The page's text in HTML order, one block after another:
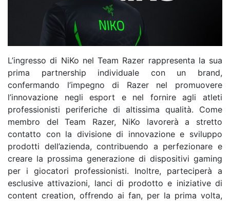
L’ingresso di NiKo nel Team Razer rappresenta la sua
prima partnership individuale con un brand,
confermando l’impegno di Razer nel promuovere
l’innovazione negli esport e nel fornire agli atleti
professionisti periferiche di altissima qualità. Come
membro del Team Razer, NiKo lavorerà a stretto
contatto con la divisione di innovazione e sviluppo
prodotti dell’azienda, contribuendo a perfezionare e
creare la prossima generazione di dispositivi gaming
per i giocatori professionisti. Inoltre, parteciperà a
esclusive attivazioni, lanci di prodotto e iniziative di
content creation, offrendo ai fan, per la prima volta,